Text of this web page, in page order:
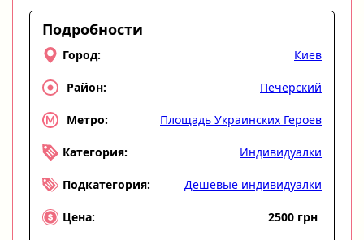
Подробности
Город: Киев
Район: Печерский
Метро: Площадь Украинских Героев
Категория: Индивидуалки
Подкатегория: Дешевые индивидуалки
Цена: 2500 грн